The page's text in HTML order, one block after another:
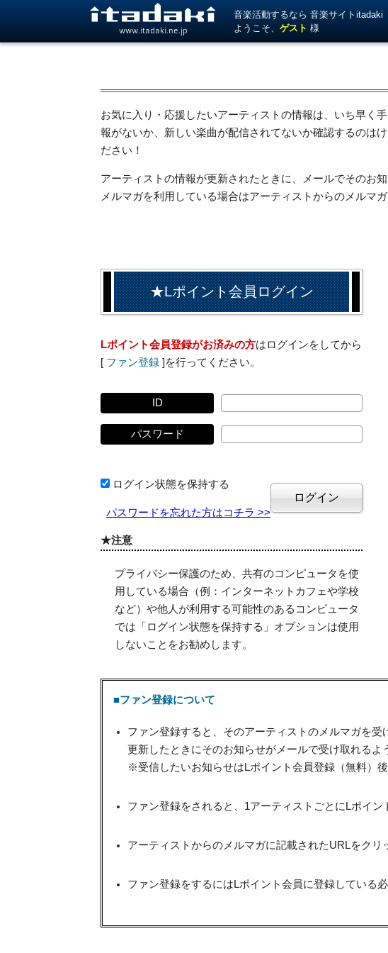
www.itadaki.ne.jp
音楽活動するなら 音楽サイトitadaki
ようこそ、ゲスト 様
お気に入り・応援したいアーティストの情報は、いち早く
報がないか、新しい楽曲が配信されてないか確認するのは
ださい！
アーティストの情報が更新されたときに、メールでそのお
メルマガを利用している場合はアーティストからのメルマ
★Lポイント会員ログイン
Lポイント会員登録がお済みの方はログインをしてから
[ ファン登録 ]を行ってください。
ID
パスワード
ログイン状態を保持する
パスワードを忘れた方はコチラ >>
★注意
プライバシー保護のため、共有のコンピュータを使
用している場合（例：インターネットカフェや学校
など）や他人が利用する可能性のあるコンピュータ
では「ログイン状態を保持する」オプションは使用
しないことをお勧めします。
■ファン登録について
ファン登録すると、そのアーティストのメルマガを
更新したときにそのお知らせがメールで受け取れるよ
※受信したいお知らせはLポイント会員登録（無料）
ファン登録をされると、1アーティストごとにLポイン
アーティストからのメルマガに記載されたURLをクリ
ファン登録をするにはLポイント会員に登録している必